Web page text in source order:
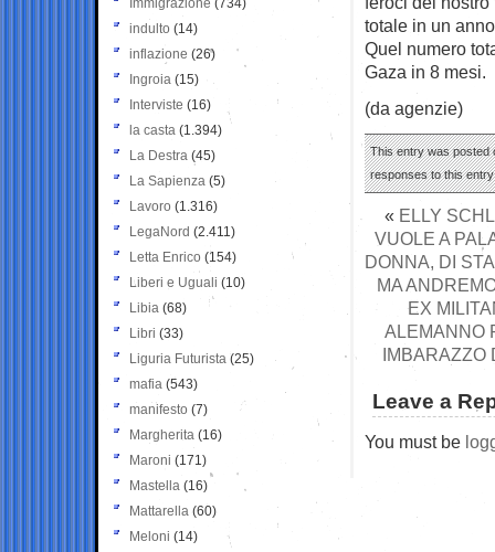
totale in un
Quel numero
Gaza in 8 mesi.
(da agenzie)
This entry was posted
responses to this
« ELLY
VUOLE A
DONNA, DI
MA
EX
ALEMANNO
IMBARAZZO
Leave a
You must be
Immigrazione (734)
indulto (14)
inflazione (26)
Ingroia (15)
Interviste (16)
la casta (1.394)
La Destra (45)
La Sapienza (5)
Lavoro (1.316)
LegaNord (2.411)
Letta Enrico (154)
Liberi e Uguali (10)
Libia (68)
Libri (33)
Liguria Futurista (25)
mafia (543)
manifesto (7)
Margherita (16)
Maroni (171)
Mastella (16)
Mattarella (60)
Meloni (14)